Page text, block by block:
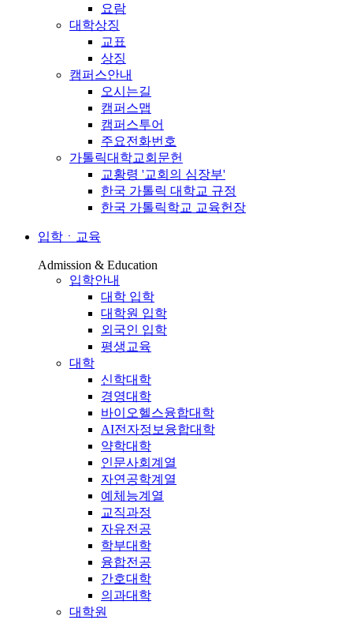
요람
대학상징
교표
상징
캠퍼스안내
오시는길
캠퍼스맵
캠퍼스투어
주요전화번호
가톨릭대학교회문헌
교황령 '교회의 심장부'
한국 가톨릭 대학교 규정
한국 가톨릭학교 교육헌장
입학ㆍ교육
Admission & Education
입학안내
대학 입학
대학원 입학
외국인 입학
평생교육
대학
신학대학
경영대학
바이오헬스융합대학
AI전자정보융합대학
약학대학
인문사회계열
자연공학계열
예체능계열
교직과정
자유전공
학부대학
융합전공
간호대학
의과대학
대학원